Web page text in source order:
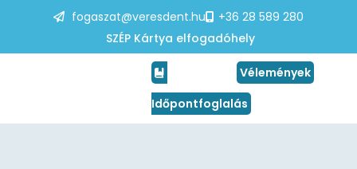
fogaszat@veresdent.hu
+36 28 589 280
SZÉP Kártya elfogadóhely
Időpontfoglalás
Vélemények